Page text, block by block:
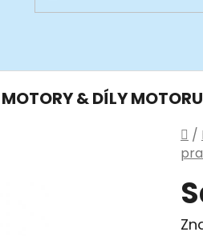
MOTORY & DÍLY MOTORU
/